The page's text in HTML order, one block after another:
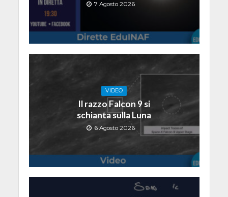
7 Agosto 2026
VIDEO
Il razzo Falcon 9 si
schianta sulla Luna
6 Agosto 2026